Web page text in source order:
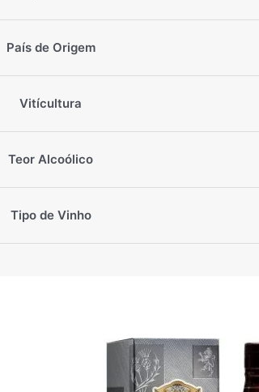
País de Origem
Vitícultura
Teor Alcoólico
Tipo de Vinho